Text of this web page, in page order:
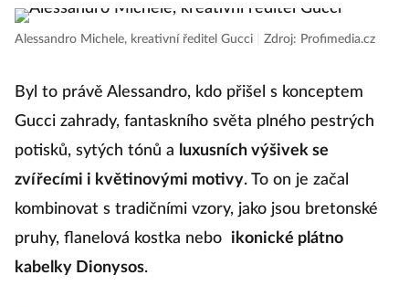
Alessandro Michele, kreativní ředitel Gucci Zdroj: Profimedia.cz
Byl to právě Alessandro, kdo přišel s konceptem
Gucci zahrady, fantaskního světa plného pestrých
potisků, sytých tónů a
luxusních výšivek se
zvířecími i květinovými motivy. To on je začal
kombinovat s tradičními vzory, jako jsou bretonské
pruhy, flanelová kostka nebo
ikonické plátno
kabelky Dionysos.